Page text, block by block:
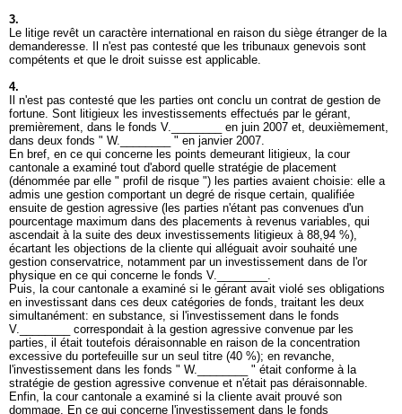
3.
Le litige revêt un caractère international en raison du siège étranger de la
demanderesse. Il n'est pas contesté que les tribunaux genevois sont
compétents et que le droit suisse est applicable.
4.
Il n'est pas contesté que les parties ont conclu un contrat de gestion de
fortune. Sont litigieux les investissements effectués par le gérant,
premièrement, dans le fonds V.________ en juin 2007 et, deuxièmement,
dans deux fonds " W.________ " en janvier 2007.
En bref, en ce qui concerne les points demeurant litigieux, la cour
cantonale a examiné tout d'abord quelle stratégie de placement
(dénommée par elle " profil de risque ") les parties avaient choisie: elle a
admis une gestion comportant un degré de risque certain, qualifiée
ensuite de gestion agressive (les parties n'étant pas convenues d'un
pourcentage maximum dans des placements à revenus variables, qui
ascendait à la suite des deux investissements litigieux à 88,94 %),
écartant les objections de la cliente qui alléguait avoir souhaité une
gestion conservatrice, notamment par un investissement dans de l'or
physique en ce qui concerne le fonds V.________.
Puis, la cour cantonale a examiné si le gérant avait violé ses obligations
en investissant dans ces deux catégories de fonds, traitant les deux
simultanément: en substance, si l'investissement dans le fonds
V.________ correspondait à la gestion agressive convenue par les
parties, il était toutefois déraisonnable en raison de la concentration
excessive du portefeuille sur un seul titre (40 %); en revanche,
l'investissement dans les fonds " W.________ " était conforme à la
stratégie de gestion agressive convenue et n'était pas déraisonnable.
Enfin, la cour cantonale a examiné si la cliente avait prouvé son
dommage. En ce qui concerne l'investissement dans le fonds